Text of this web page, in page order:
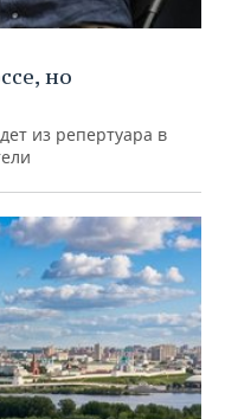
но
из репертуара в